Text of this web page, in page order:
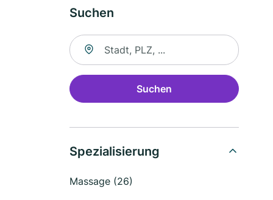
Suchen
Suche nach Ort
Suchen
Spezialisierung
Massage (26)